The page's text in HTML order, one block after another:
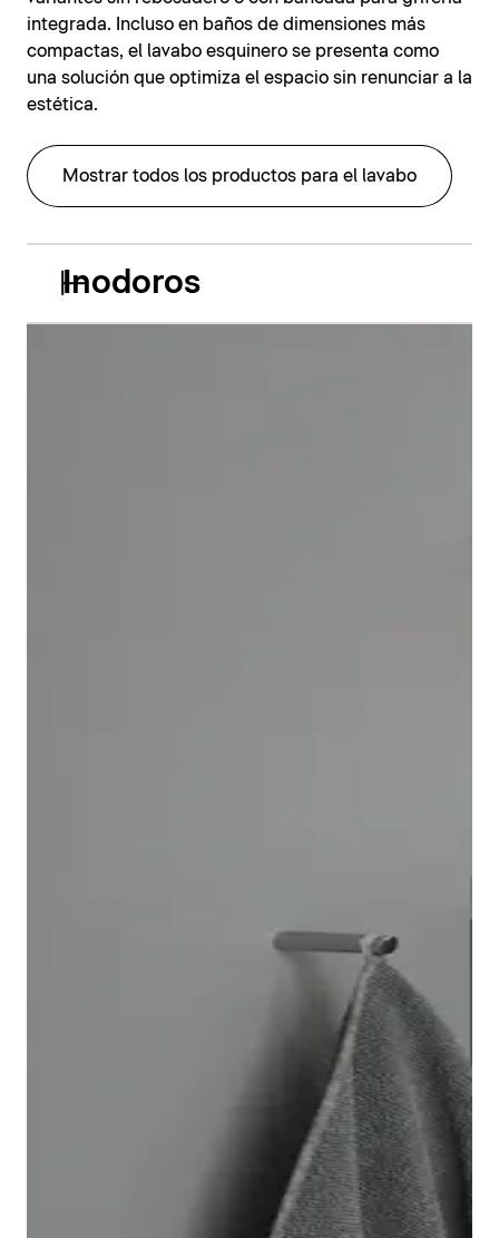
integrada. Incluso en baños de dimensiones más
compactas, el lavabo esquinero se presenta como
una solución que optimiza el espacio sin renunciar a la
estética.
Mostrar todos los productos para el lavabo
Inodoros
El inodoro suspendido Architec se instala rápida y
fácilmente gracias al sistema de fijación Durafix, que
queda totalmente oculto tras el montaje.
Opcionalmente, puede equipar el inodoro con la
Duravit Rimless ®. Además,
también encontrará un bidé Architec a juego.